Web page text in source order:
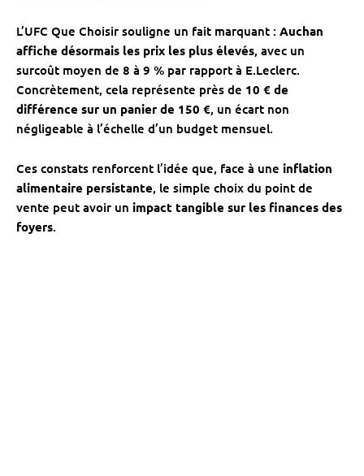
L’UFC Que Choisir souligne un fait marquant : Auchan
affiche désormais les prix les plus élevés, avec un
surcoût moyen de 8 à 9 % par rapport à E.Leclerc.
Concrètement, cela représente près de 10 € de
différence sur un panier de 150 €, un écart non
négligeable à l’échelle d’un budget mensuel.
Ces constats renforcent l’idée que, face à une inflation
alimentaire persistante, le simple choix du point de
vente peut avoir un impact tangible sur les finances des
foyers.